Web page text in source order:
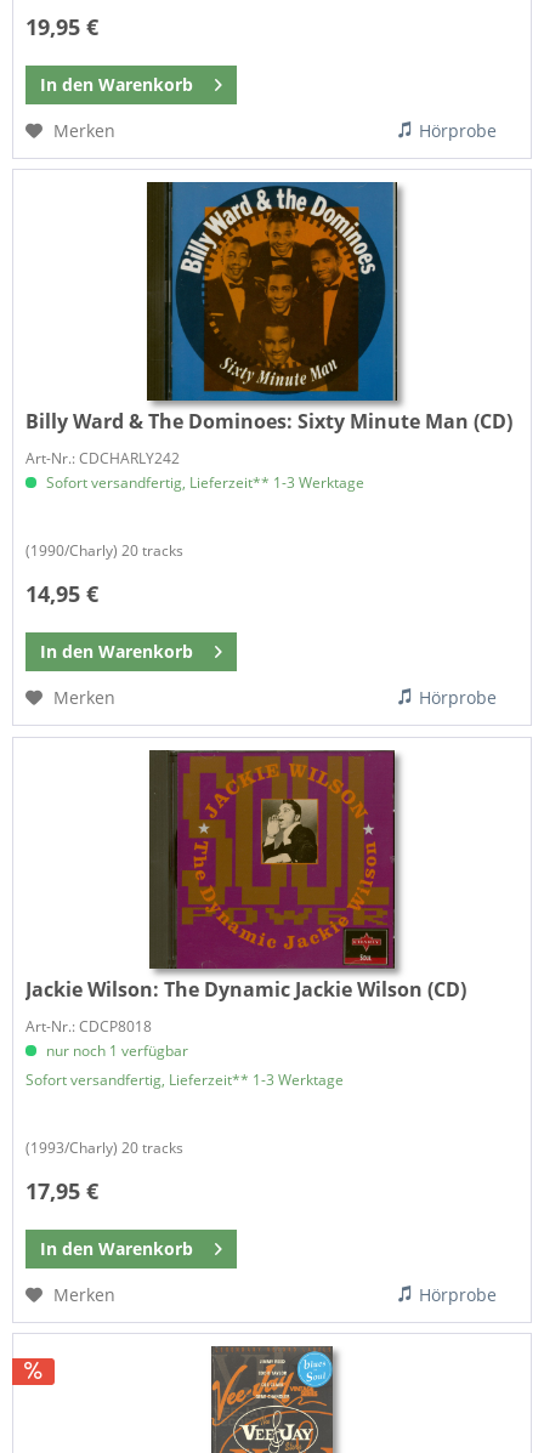
19,95 €
In den Warenkorb
Merken
Hörprobe
Billy Ward & The Dominoes:Sixty Minute Man (CD)
Art-Nr.: CDCHARLY242
Sofort versandfertig, Lieferzeit** 1-3 Werktage
(1990/Charly) 20 tracks
14,95 €
In den Warenkorb
Merken
Hörprobe
Jackie Wilson:The Dynamic Jackie Wilson (CD)
Art-Nr.: CDCP8018
nur noch 1 verfügbar
Sofort versandfertig, Lieferzeit** 1-3 Werktage
(1993/Charly) 20 tracks
17,95 €
In den Warenkorb
Merken
Hörprobe